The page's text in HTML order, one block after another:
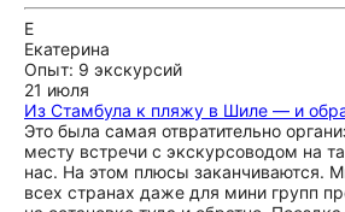
Е
Екатерина
Опыт: 9 экскурсий
21 июля
Из Стамбула к пляжу в Шиле — и
Это была самая отвратительно
месту встречи с экскурсоводом на
нас. На этом плюсы заканчиваются.
всех странах даже для мини групп